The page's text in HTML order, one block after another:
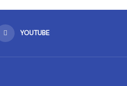
YOUTUBE